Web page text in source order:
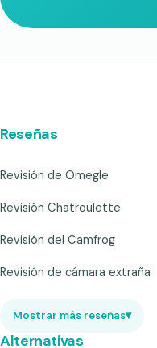
Reseñas
Revisión de Omegle
Revisión Chatroulette
Revisión del Camfrog
Revisión de cámara extraña
Mostrar más reseñas▾
Alternativas